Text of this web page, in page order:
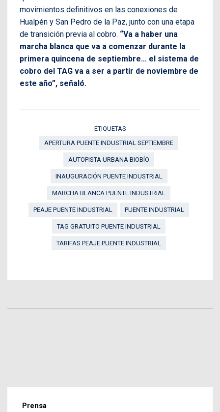
movimientos definitivos en las conexiones de
Hualpén y San Pedro de la Paz, junto con una etapa
de transición previa al cobro. “Va a haber una
marcha blanca que va a comenzar durante la
primera quincena de septiembre… el sistema de
cobro del TAG va a ser a partir de noviembre de
este año”, señaló.
ETIQUETAS
APERTURA PUENTE INDUSTRIAL SEPTIEMBRE
AUTOPISTA URBANA BIOBÍO
INAUGURACIÓN PUENTE INDUSTRIAL
MARCHA BLANCA PUENTE INDUSTRIAL
PEAJE PUENTE INDUSTRIAL PUENTE INDUSTRIAL
TAG GRATUITO PUENTE INDUSTRIAL
TARIFAS PEAJE PUENTE INDUSTRIAL
Prensa